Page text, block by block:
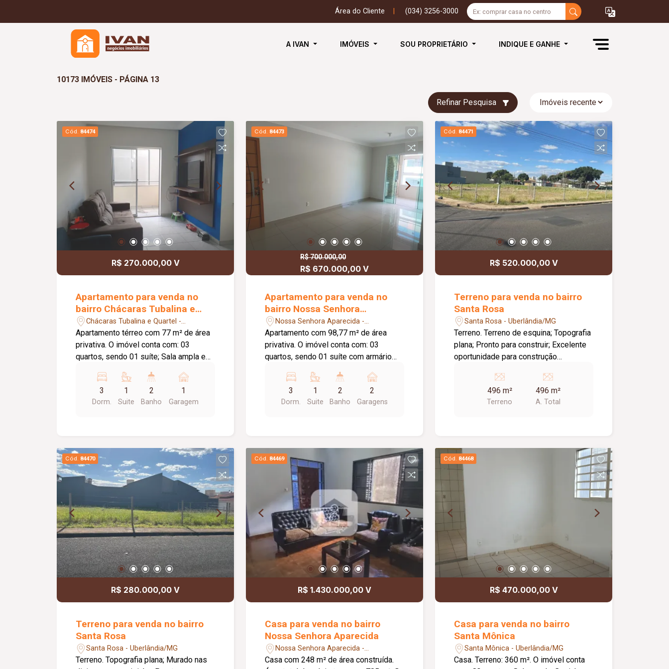
Área do Cliente (034) 3256-3000
A IVAN IMÓVEIS SOU PROPRIETÁRIO INDIQUE E GANHE
10173 IMÓVEIS - PÁGINA 13
Refinar Pesquisa
Cód. 84474
R$ 270.000,00 V
Apartamento para venda no
bairro Chácaras Tubalina e
Quartel
Chácaras Tubalina e Quartel -
Uberlandia/MG
Apartamento térreo com 77 m² de área
privativa. O imóvel conta com: 03
quartos, sendo 01 suíte; Sala ampla em
Área de serviço; 01 vaga de garagem;
Diferenciais: Apartamento térreo;
Ambientes amplos e bem distribuídos;
3
Dorm.
1
Suite
2
Banho
1
Garagem
Cód. 84473
R$ 700.000,00
R$ 670.000,00 V
Apartamento para venda no
bairro Nossa Senhora
Aparecida
Nossa Senhora Aparecida -
Uberlândia/MG
Apartamento com 98,77 m² de área
privativa. O imóvel conta com: 03
quartos, sendo 01 suíte com armário
ambientes com sacada gourmet e
churrasqueira; Banheiro social com
armário sob a pia e box em blindex;
Elevador; Diferenciais: Piso em
porcelanato; Sacada gourmet com
churrasqueira; Informações
complementares: Condomínio
aproximado de R$ 352,09, com água e
gás inclusos; Analisa permuta em casa
nos bairros Brasil, Custódio Pereira,
Santa Mônica, Aclimação e Umuarama.
3
Dorm.
1
Suite
2
Banho
2
Garagens
Cód. 84471
R$ 520.000,00 V
Terreno para venda no bairro
Santa Rosa
Santa Rosa - Uberlândia/MG
Terreno. Terreno de esquina; Topografia
plana; Pronto para construir; Excelente
oportunidade para construção
496 m²
Terreno
496 m²
A. Total
Cód. 84470
R$ 280.000,00 V
Terreno para venda no bairro
Santa Rosa
Santa Rosa - Uberlândia/MG
Terreno. Topografia plana; Murado nas
Cód. 84469
R$ 1.430.000,00 V
Casa para venda no bairro
Nossa Senhora Aparecida
Nossa Senhora Aparecida -
Uberlândia/MG
Casa com 248 m² de área construída.
Cód. 84468
R$ 470.000,00 V
Casa para venda no bairro
Santa Mônica
Santa Mônica - Uberlândia/MG
Casa. Terreno: 360 m². O imóvel conta